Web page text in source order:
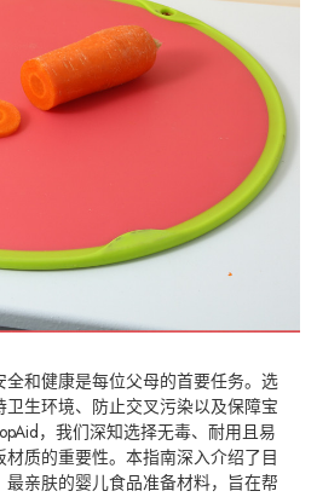
和健康是每位父母的首要任务。选
生环境、防止交叉污染以及保障宝
，我们深知选择无毒、耐用且易
质的重要性。本指南深入介绍了目
亲肤的婴儿食品准备材料，旨在帮